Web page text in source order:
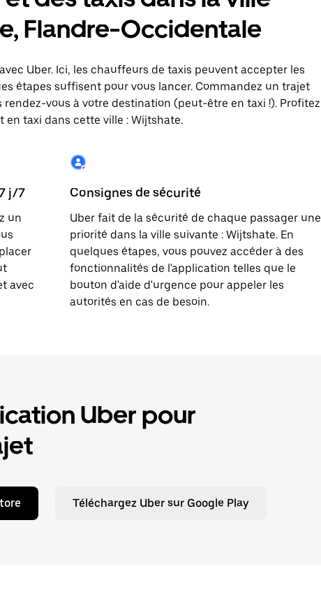
Flandre-Occidentale
Uber. Ici, les chauffeurs de taxis peuvent accepter les
étapes suffisent pour vous lancer. Commandez un trajet
rendez-vous à votre destination (peut-être en taxi !). Profitez
taxi dans cette ville : Wijtshate.
j/7
un
avec
Consignes de sécurité
Uber fait de la sécurité de chaque passager une
priorité dans la ville suivante : Wijtshate. En
quelques étapes, vous pouvez accéder à des
fonctionnalités de l'application telles que le
bouton d'aide d'urgence pour appeler les
autorités en cas de besoin.
Uber pour
Téléchargez Uber sur Google Play